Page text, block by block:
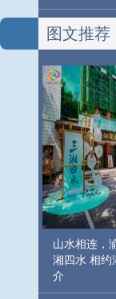
图文推荐
山水相连，
湘四水 相约
介